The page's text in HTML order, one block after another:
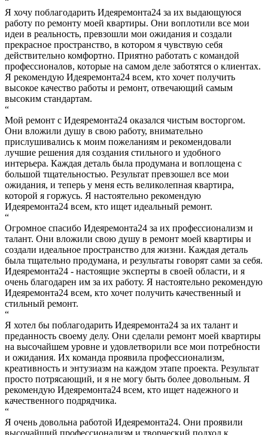
Я хочу поблагодарить Идеяремонта24 за их выдающуюся
работу по ремонту моей квартиры. Они воплотили все мои
идеи в реальность, превзошли мои ожидания и создали
прекрасное пространство, в котором я чувствую себя
действительно комфортно. Приятно работать с командой
профессионалов, которые на самом деле заботятся о клиентах.
Я рекомендую Идеяремонта24 всем, кто хочет получить
высокое качество работы и ремонт, отвечающий самым
высоким стандартам.
“
Мой ремонт с Идеяремонта24 оказался чистым восторгом.
Они вложили душу в свою работу, внимательно
прислушивались к моим пожеланиям и рекомендовали
лучшие решения для создания стильного и удобного
интерьера. Каждая деталь была продумана и воплощена с
большой тщательностью. Результат превзошел все мои
ожидания, и теперь у меня есть великолепная квартира,
которой я горжусь. Я настоятельно рекомендую
Идеяремонта24 всем, кто ищет идеальный ремонт.
“
Огромное спасибо Идеяремонта24 за их профессионализм и
талант. Они вложили свою душу в ремонт моей квартиры и
создали идеальное пространство для жизни. Каждая деталь
была тщательно продумана, и результаты говорят сами за себя.
Идеяремонта24 - настоящие эксперты в своей области, и я
очень благодарен им за их работу. Я настоятельно рекомендую
Идеяремонта24 всем, кто хочет получить качественный и
стильный ремонт.
“
Я хотел бы поблагодарить Идеяремонта24 за их талант и
преданность своему делу. Они сделали ремонт моей квартиры
на высочайшем уровне и удовлетворили все мои потребности
и ожидания. Их команда проявила профессионализм,
креативность и энтузиазм на каждом этапе проекта. Результат
просто потрясающий, и я не могу быть более довольным. Я
рекомендую Идеяремонта24 всем, кто ищет надежного и
качественного подрядчика.
“
Я очень довольна работой Идеяремонта24. Они проявили
высочайший профессионализм и творческий подход к